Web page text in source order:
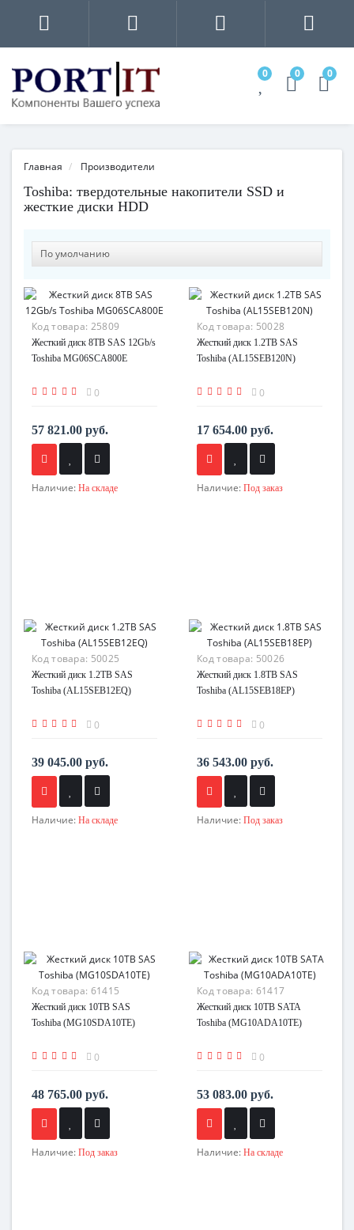
0 0 0
Главная Производители
Toshiba: твердотельные накопители SSD и
жесткие диски HDD
Код товара: 25809
Жесткий диск 8TB SAS 12Gb/s
Toshiba MG06SCA800E
0
57 821.00 руб.
Наличие: На складе
Код товара: 50028
Жесткий диск 1.2TB SAS
Toshiba (AL15SEB120N)
0
17 654.00 руб.
Наличие: Под заказ
Код товара: 50025
Жесткий диск 1.2TB SAS
Toshiba (AL15SEB12EQ)
0
39 045.00 руб.
Наличие: На складе
Код товара: 50026
Жесткий диск 1.8TB SAS
Toshiba (AL15SEB18EP)
0
36 543.00 руб.
Наличие: Под заказ
Код товара: 61415
Жесткий диск 10TB SAS
Toshiba (MG10SDA10TE)
0
48 765.00 руб.
Наличие: Под заказ
Код товара: 61417
Жесткий диск 10TB SATA
Toshiba (MG10ADA10TE)
0
53 083.00 руб.
Наличие: На складе